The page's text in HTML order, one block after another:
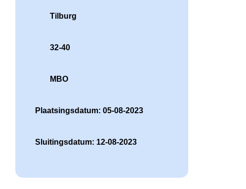
Tilburg
32-40
MBO
Plaatsingsdatum: 05-08-2023
Sluitingsdatum: 12-08-2023